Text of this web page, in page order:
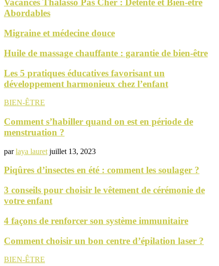
Vacances Thalasso Pas Cher : Détente et Bien-être
Abordables
Migraine et médecine douce
Huile de massage chauffante : garantie de bien-être
Les 5 pratiques éducatives favorisant un
développement harmonieux chez l’enfant
BIEN-ÊTRE
Comment s’habiller quand on est en période de
menstruation ?
parlaya lauret juillet 13, 2023
Piqûres d’insectes en été : comment les soulager ?
3 conseils pour choisir le vêtement de cérémonie de
votre enfant
4 façons de renforcer son système immunitaire
Comment choisir un bon centre d’épilation laser ?
BIEN-ÊTRE